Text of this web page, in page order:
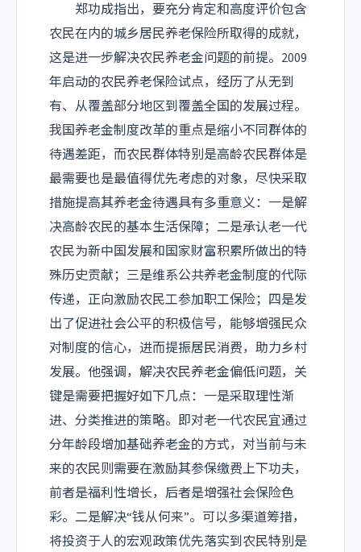
郑功成指出，要充分肯定和高度评价包含
农民在内的城乡居民养老保险所取得的成就，
这是进一步解决农民养老金问题的前提。2009
年启动的农民养老保险试点，经历了从无到
有、从覆盖部分地区到覆盖全国的发展过程。
我国养老金制度改革的重点是缩小不同群体的
待遇差距，而农民群体特别是高龄农民群体是
最需要也是最值得优先考虑的对象，尽快采取
措施提高其养老金待遇具有多重意义：一是解
决高龄农民的基本生活保障；二是承认老一代
农民为新中国发展和国家财富积累所做出的特
殊历史贡献；三是维系公共养老金制度的代际
传递，正向激励农民工参加职工保险；四是发
出了促进社会公平的积极信号，能够增强民众
对制度的信心，进而提振居民消费，助力乡村
发展。他强调，解决农民养老金偏低问题，关
键是需要把握好如下几点：一是采取理性渐
进、分类推进的策略。即对老一代农民宜通过
分年龄段增加基础养老金的方式，对当前与未
来的农民则需要在激励其参保缴费上下功夫，
前者是福利性增长，后者是增强社会保险色
彩。二是解决“钱从何来”。可以多渠道筹措，
将投资于人的宏观政策优先落实到农民特别是